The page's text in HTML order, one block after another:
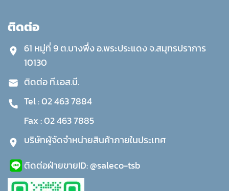
ติดต่อ
61 หมู่ที่ 9 ต.บางพึ่ง อ.พระประแดง จ.สมุทรปราการ
10130
ติดต่อ ที.เอส.บี.
Tel :02 463 7884
Fax :02 463 7885
บริษัทผู้จัดจำหน่ายสินค้าภายในประเทศ
ติดต่อฝ่ายขายID:@saleco-tsb